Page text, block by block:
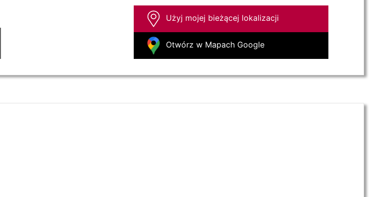
Użyj mojej bieżącej lokalizacji
Otwórz w Mapach Google